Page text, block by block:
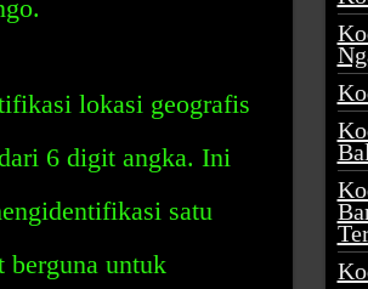
lokasi geografis
6 digit angka. Ini
satu
berguna untuk